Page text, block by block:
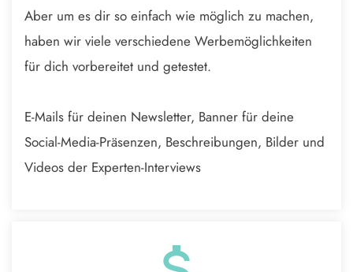
Aber um es dir so einfach wie möglich zu machen,
haben wir viele verschiedene Werbemöglichkeiten
für dich vorbereitet und getestet.
E-Mails für deinen Newsletter, Banner für deine
Social-Media-Präsenzen, Beschreibungen, Bilder und
Videos der Experten-Interviews